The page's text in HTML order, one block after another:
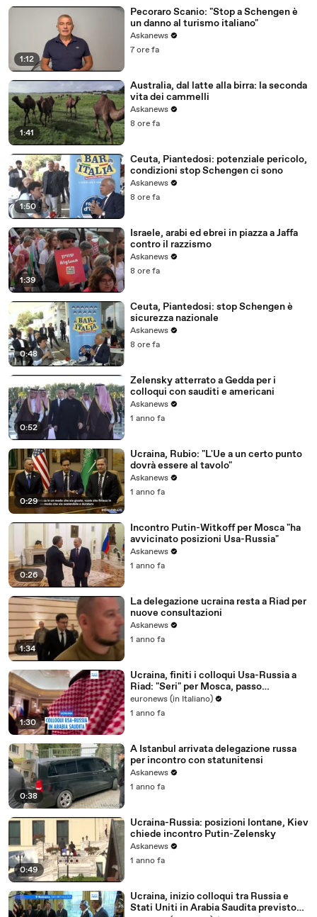
1:12
Pecoraro Scanio: "Stop a Schengen è
un danno al turismo italiano"
Askanews
7 ore fa
1:41
Australia, dal latte alla birra: la seconda
vita dei cammelli
Askanews
8 ore fa
1:50
Ceuta, Piantedosi: potenziale pericolo,
condizioni stop Schengen ci sono
Askanews
8 ore fa
1:39
Israele, arabi ed ebrei in piazza a Jaffa
contro il razzismo
Askanews
8 ore fa
0:48
Ceuta, Piantedosi: stop Schengen è
sicurezza nazionale
Askanews
8 ore fa
0:52
Zelensky atterrato a Gedda per i
colloqui con sauditi e americani
Askanews
1 anno fa
0:29
Ucraina, Rubio: "L'Ue a un certo punto
dovrà essere al tavolo"
Askanews
1 anno fa
0:26
Incontro Putin-Witkoff per Mosca "ha
avvicinato posizioni Usa-Russia"
Askanews
1 anno fa
1:34
La delegazione ucraina resta a Riad per
nuove consultazioni
Askanews
1 anno fa
1:30
Ucraina, finiti i colloqui Usa-Russia a
Riad: "Seri" per Mosca, passo
"importante" per Washington
euronews (in Italiano)
1 anno fa
0:38
A Istanbul arrivata delegazione russa
per incontro con statunitensi
Askanews
1 anno fa
0:49
Ucraina-Russia: posizioni lontane, Kiev
chiede incontro Putin-Zelensky
Askanews
1 anno fa
Ucraina, inizio colloqui tra Russia e
Stati Uniti in Arabia Saudita previsto